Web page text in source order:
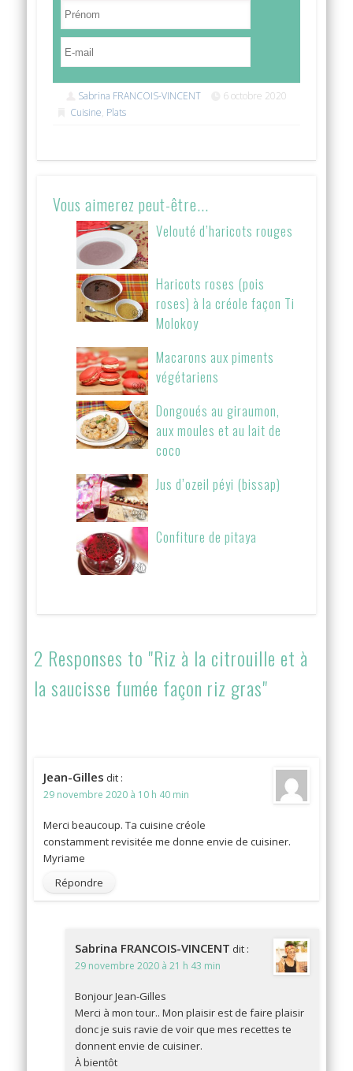
Sabrina FRANCOIS-VINCENT
6 octobre 2020
Cuisine, Plats
Vous aimerez peut-être...
Velouté d’haricots rouges
Haricots roses (pois
roses) à la créole façon Ti
Molokoy
Macarons aux piments
végétariens
Dongoués au giraumon,
aux moules et au lait de
coco
Jus d’ozeil péyi (bissap)
Confiture de pitaya
2 Responses to "Riz à la citrouille et à
la saucisse fumée façon riz gras"
Jean-Gilles dit :
29 novembre 2020 à 10 h 40 min
Merci beaucoup. Ta cuisine créole
constamment revisitée me donne envie de cuisiner.
Myriame
Répondre
Sabrina FRANCOIS-VINCENT dit :
29 novembre 2020 à 21 h 43 min
Bonjour Jean-Gilles
Merci à mon tour.. Mon plaisir est de faire plaisir
donc je suis ravie de voir que mes recettes te
donnent envie de cuisiner.
À bientôt